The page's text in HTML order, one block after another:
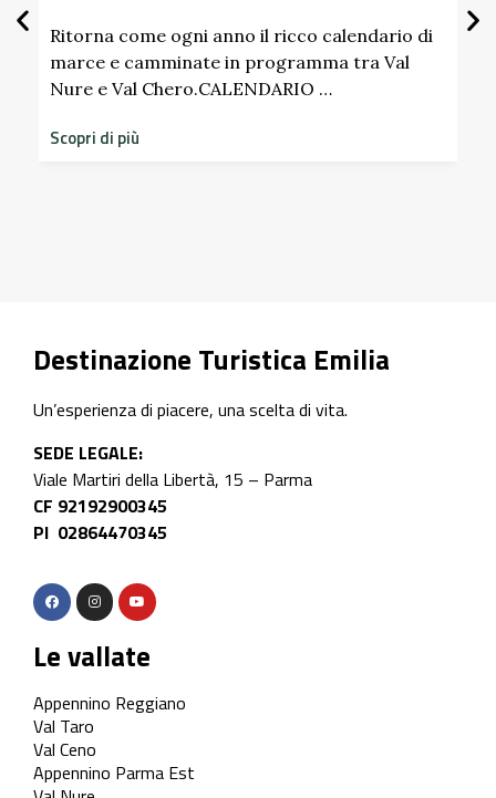
Ritorna come ogni anno il ricco calendario di
marce e camminate in programma tra Val
Nure e Val Chero.CALENDARIO …
Scopri di più
Destinazione Turistica Emilia
Un’esperienza di piacere, una scelta di vita.
SEDE LEGALE:
Viale Martiri della Libertà, 15 – Parma
CF 92192900345
PI 02864470345
Le vallate
Appennino Reggiano
Val Taro
Val Ceno
Appennino Parma Est